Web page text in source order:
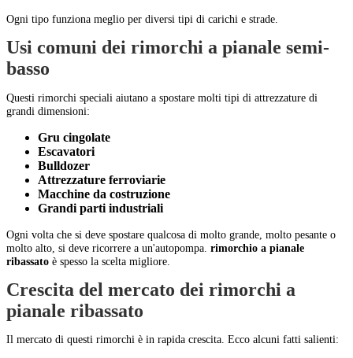
Ogni tipo funziona meglio per diversi tipi di carichi e strade.
Usi comuni dei rimorchi a pianale semi-
basso
Questi rimorchi speciali aiutano a spostare molti tipi di attrezzature di
grandi dimensioni:
Gru cingolate
Escavatori
Bulldozer
Attrezzature ferroviarie
Macchine da costruzione
Grandi parti industriali
Ogni volta che si deve spostare qualcosa di molto grande, molto pesante o
molto alto, si deve ricorrere a un'autopompa. rimorchio a pianale
ribassato è spesso la scelta migliore.
Crescita del mercato dei rimorchi a
pianale ribassato
Il mercato di questi rimorchi è in rapida crescita. Ecco alcuni fatti salienti: